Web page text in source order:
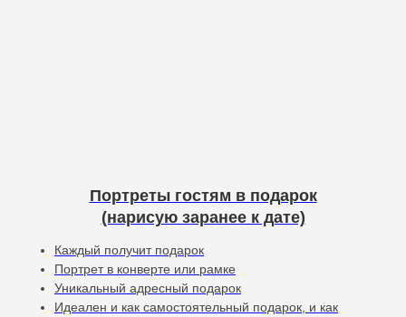
Портреты гостям в подарок
(нарисую заранее к дате)
Каждый получит подарок
Портрет в конверте или рамке
Уникальный адресный подарок
Идеален и как самостоятельный подарок, и как